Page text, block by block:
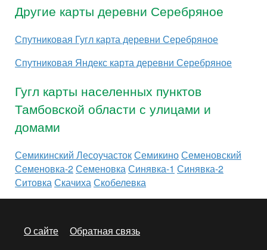
Другие карты деревни Серебряное
Спутниковая Гугл карта деревни Серебряное
Спутниковая Яндекс карта деревни Серебряное
Гугл карты населенных пунктов
Тамбовской области с улицами и
домами
Семикинский ЛесоучастокСемикиноСеменовский
Семеновка-2Семеновка Синявка-1 Синявка-2
Ситовка Скачиха Скобелевка
О сайте
Обратная связь